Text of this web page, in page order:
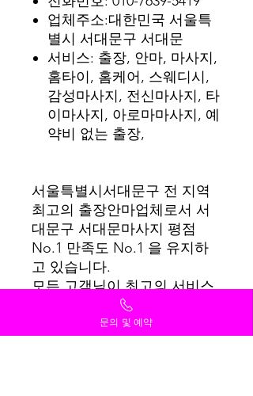
업체주소:대한민국 서울특
별시 서대문구 서대문
서비스: 출장, 안마, 마사지,
홈타이, 홈케어, 스웨디시,
감성마사지, 전신마사지, 타
이마사지, 아로마마사지, 예
약비 없는 출장,
서울특별시서대문구 전 지역
최고의 출장안마업체로서 서
대문구 서대문마사지 평점
No.1 만족도 No.1 을 유지하
고 있습니다.
모든 고객님이 최고의 서비스
를 받을 수 있도록 항상 최선
을 다하겠습니다.
문의 및 예약